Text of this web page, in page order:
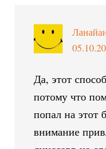
Да, этот
потому что
попал на этот
внимание